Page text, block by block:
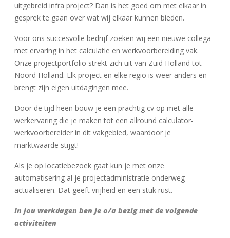
uitgebreid infra project? Dan is het goed om met elkaar in
gesprek te gaan over wat wij elkaar kunnen bieden.
Voor ons succesvolle bedrijf zoeken wij een nieuwe collega
met ervaring in het calculatie en werkvoorbereiding vak.
Onze projectportfolio strekt zich uit van Zuid Holland tot
Noord Holland. Elk project en elke regio is weer anders en
brengt zijn eigen uitdagingen mee.
Door de tijd heen bouw je een prachtig cv op met alle
werkervaring die je maken tot een allround calculator-
werkvoorbereider in dit vakgebied, waardoor je
marktwaarde stijgt!
Als je op locatiebezoek gaat kun je met onze
automatisering al je projectadministratie onderweg
actualiseren. Dat geeft vrijheid en een stuk rust.
In jou werkdagen ben je o/a bezig met de volgende
activiteiten